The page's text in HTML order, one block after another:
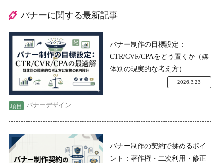
バナーに関する最新記事
バナー制作の目標設定：
CTR/CVR/CPAをどう置くか（媒
体別の現実的な考え方）
バナーデザイン
2026.3.23
バナー制作の契約で揉めるポイ
ント：著作権・二次利用・修正